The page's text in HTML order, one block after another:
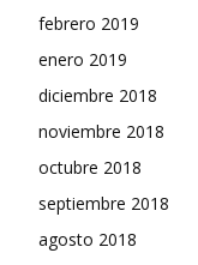
febrero 2019
enero 2019
diciembre 2018
noviembre 2018
octubre 2018
septiembre 2018
agosto 2018